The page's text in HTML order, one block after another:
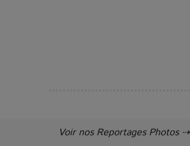
Voir nos Reportages Photos ⇢